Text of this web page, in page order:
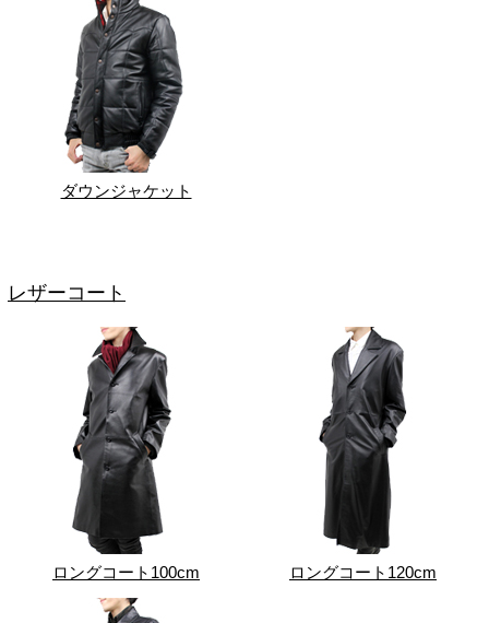
ダウンジャケット
レザーコート
ロングコート100cm ロングコート120cm